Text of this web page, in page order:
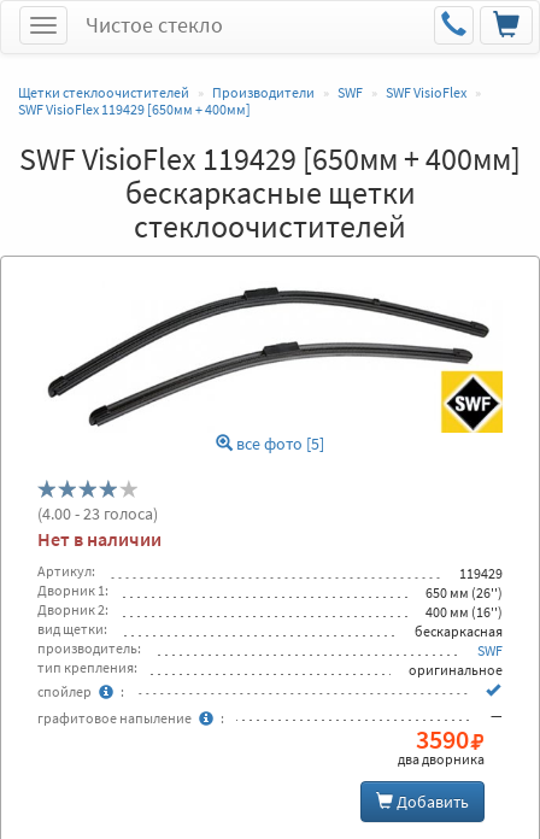
МенюЧистое стекло
Щетки стеклоочистителей Производители SWF
SWF VisioFlex
SWF VisioFlex 119429 [650мм + 400мм]
SWF VisioFlex 119429 [650мм + 400мм]
бескаркасные щетки
стеклоочистителей
все фото [5]
(4.00- 23 голоса)
Нет в наличии
Артикул:
119429
Дворник 1:
650 мм (26'')
Дворник 2:
400 мм (16'')
вид щетки:
бескаркасная
производитель:
SWF
тип крепления:
оригинальное
спойлер
:
графитовое напыление
: —
3590
два дворника
Добавить